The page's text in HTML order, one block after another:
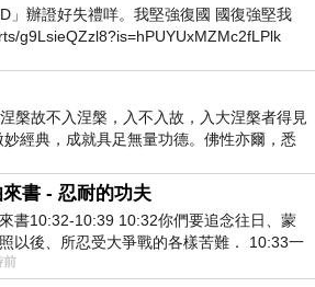
」辦證好失禮咩。我堅強復國 國復強堅我
g9LsieQZzl8?is=hPUYUxMZMc2fLPlk
槃故不入涅槃，入不入故，入大涅槃者得見
經典，成就具足無量功德。佛性亦爾，悉
書 - 忍耐的功夫
書10:32-10:39 10:32你們要追念往日、蒙
以後、所忍受大爭戰的各樣苦難． 10:33一
謗、遭患難、成了戲景、叫眾人
前